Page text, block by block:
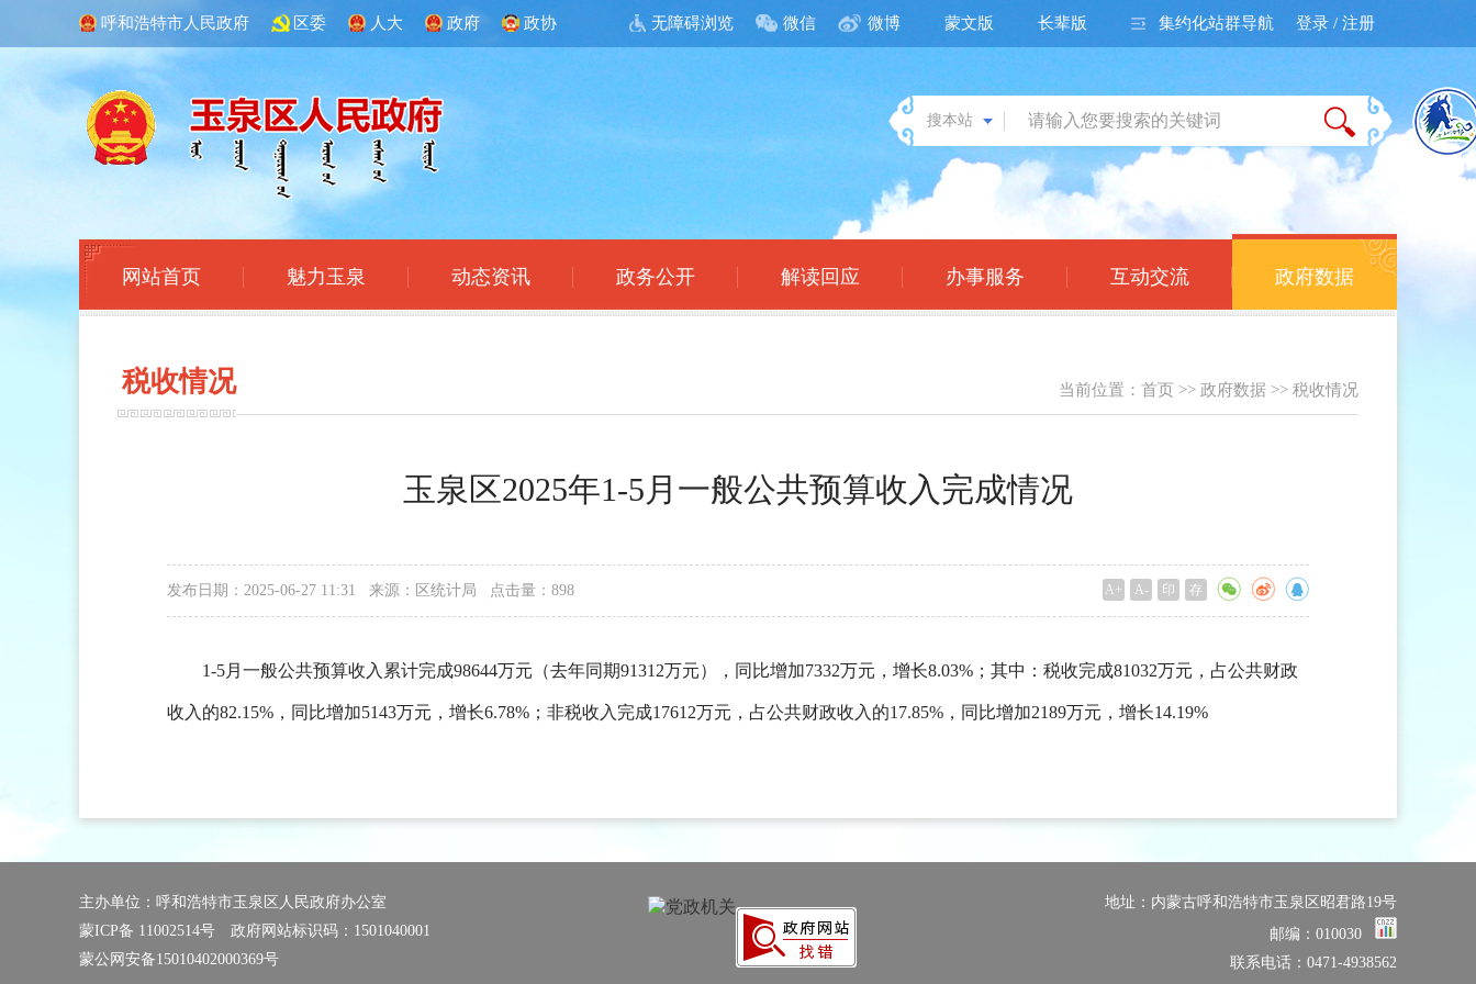
呼和浩特市人民政府 区委 人大 政府 政协 无障碍浏览 微信 微博 蒙文版 长辈版 集约化站群导航 登录 / 注册
搜本站
网站首页 魅力玉泉 动态资讯 政务公开 解读回应 办事服务 互动交流 政府数据
税收情况 当前位置： 首页 >> 政府数据 >> 税收情况
玉泉区2025年1-5月一般公共预算收入完成情况
发布日期：2025-06-27 11:31 来源：区统计局 点击量：898 A+ A- 印 存
1-5月一般公共预算收入累计完成98644万元（去年同期91312万元），同比增加7332万元，增长8.03%；其中：税收完成81032万元，占公共财政
收入的82.15%，同比增加5143万元，增长6.78%；非税收入完成17612万元，占公共财政收入的17.85%，同比增加2189万元，增长14.19%
主办单位：呼和浩特市玉泉区人民政府办公室
蒙ICP备 11002514号 政府网站标识码：1501040001
蒙公网安备15010402000369号
地址：内蒙古呼和浩特市玉泉区昭君路19号
邮编：010030
联系电话：0471-4938562